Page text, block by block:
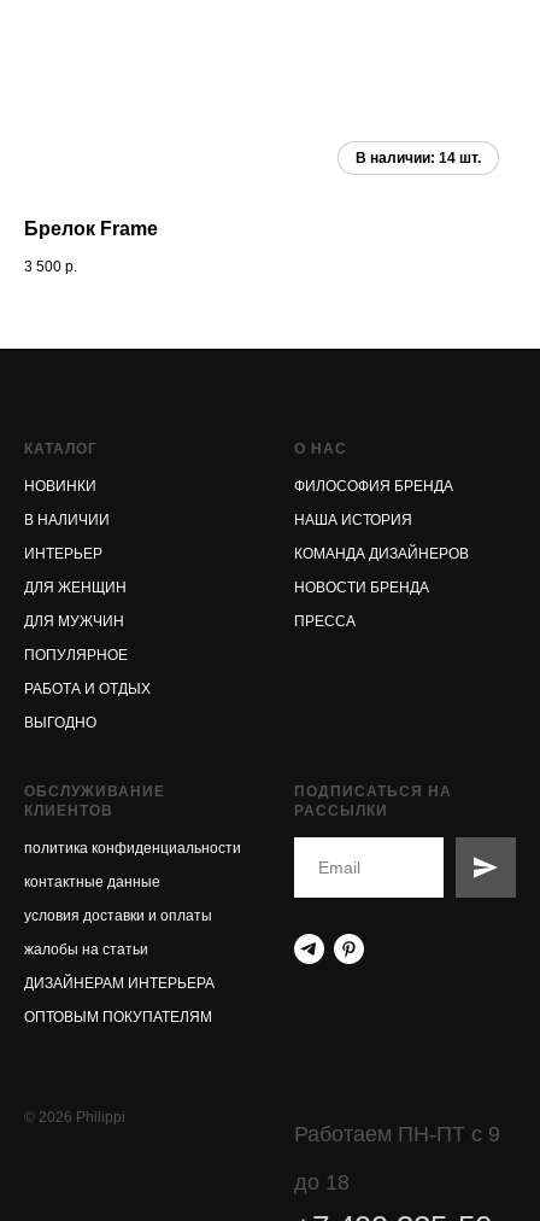
Брелок Frame
3 500 р.
КАТАЛОГ
НОВИНКИ
В НАЛИЧИИ
ИНТЕРЬЕР
ДЛЯ ЖЕНЩИН
ДЛЯ МУЖЧИН
ПОПУЛЯРНОЕ
РАБОТА И ОТДЫХ
ВЫГОДНО
О НАС
ФИЛОСОФИЯ БРЕНДА
НАША ИСТОРИЯ
КОМАНДА ДИЗАЙНЕРОВ
НОВОСТИ БРЕНДА
ПРЕССА
ОБСЛУЖИВАНИЕ
КЛИЕНТОВ
политика конфиденциальности
контактные данные
условия доставки и оплаты
жалобы на статьи
ДИЗАЙНЕРАМ ИНТЕРЬЕРА
ОПТОВЫМ ПОКУПАТЕЛЯМ
ПОДПИСАТЬСЯ НА
РАССЫЛКИ
© 2026 Philippi
Работаем ПН-ПТ с 9
до 18